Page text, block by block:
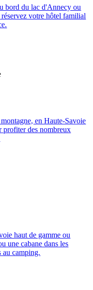
bord du lac d'Annecy ou
votre hôtel familial
en Haute-Savoie
profiter des nombreux
haut de gamme ou
une cabane dans les
au camping.